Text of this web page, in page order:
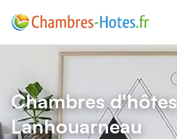
Chambres d'hôtes
Lanhouarneau